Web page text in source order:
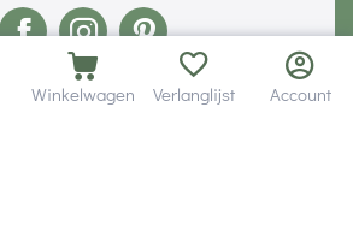
Winkelwagen Verlanglijst Account